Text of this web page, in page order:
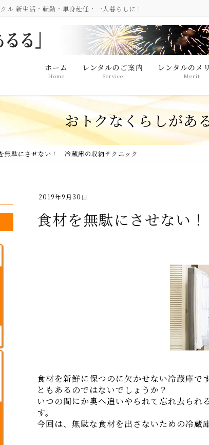
ル 新生活・転勤・単身赴任・一人暮らしに！
ホーム
Home
レンタルのご案内
Service
レンタルのメ
Merit
おトクなくらしがあ
無駄にさせない！ 冷蔵庫の収納テクニック
2019年9月30日
食材を無駄にさせない
食材を新鮮に保つのに欠かせない冷蔵庫で
ともあるのではないでしょうか？
いつの間にか奥へ追いやられて忘れ去られ
す。
今回は、無駄な食材を出さないための冷蔵